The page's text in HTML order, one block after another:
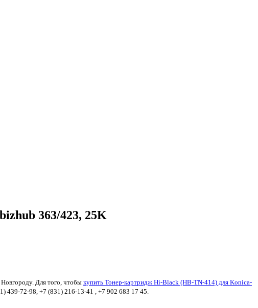
363/423, 25K
Для того, чтобы купить Тонер-картридж Hi-Black (HB-TN-414) для Konica-
439-72-98, +7 (831) 216-13-41 , +7 902 683 17 45.